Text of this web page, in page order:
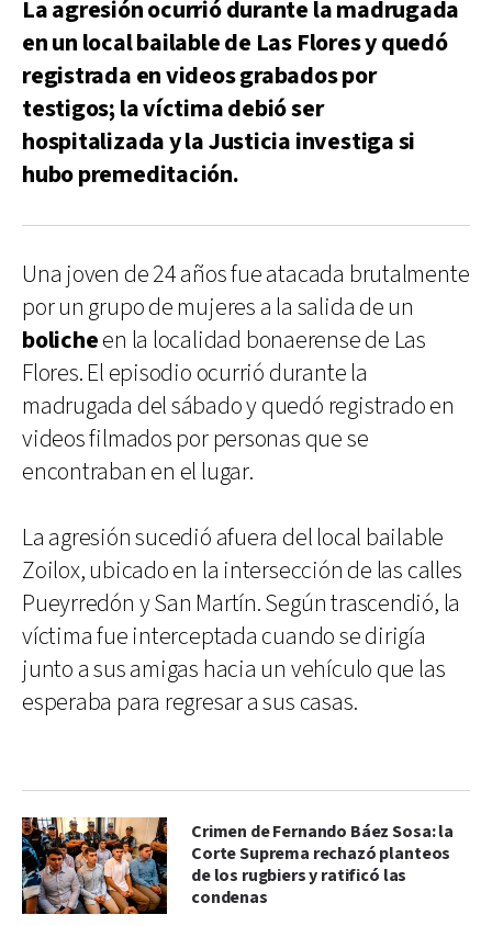
La agresión ocurrió durante la madrugada
en un local bailable de Las Flores y quedó
registrada en videos grabados por
testigos; la víctima debió ser
hospitalizada y la Justicia investiga si
hubo premeditación.
Una joven de 24 años fue atacada brutalmente
por un grupo de mujeres a la salida de un
bolicheen la localidad bonaerense de Las
Flores. El episodio ocurrió durante la
madrugada del sábado y quedó registrado en
videos filmados por personas que se
encontraban en el lugar.
La agresión sucedió afuera del local bailable
Zoilox, ubicado en la intersección de las calles
Pueyrredón y San Martín. Según trascendió, la
víctima fue interceptada cuando se dirigía
junto a sus amigas hacia un vehículo que las
esperaba para regresar a sus casas.
Crimen de Fernando Báez Sosa: la
Corte Suprema rechazó planteos
de los rugbiers y ratificó las
condenas